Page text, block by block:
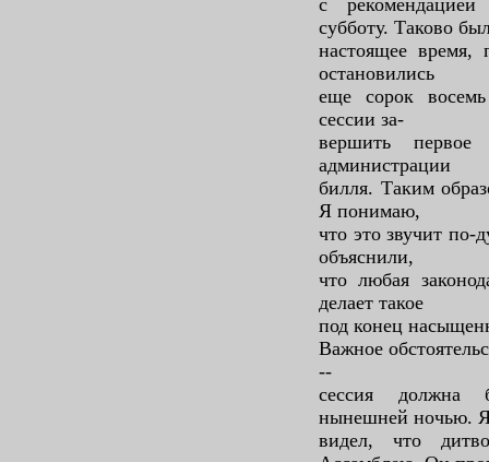
субботу. Таково
настоящее время,
остановились
еще сорок
сессии за-
вершить
администрации
билля. Таким
Я понимаю,
что это звучит
объяснили,
что любая
делает такое
под конец
Важное
--
сессия должна
нынешней ночью.
видел, что